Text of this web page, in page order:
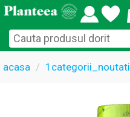
acasa 1categorii_noutati